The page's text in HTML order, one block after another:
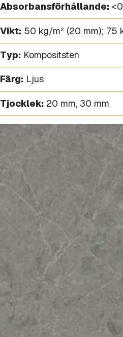
Absorbansförhållande:
Vikt: 50 kg/m² (20 mm); 75
Typ: Kompositsten
Färg: Ljus
Tjocklek: 20 mm, 30 mm